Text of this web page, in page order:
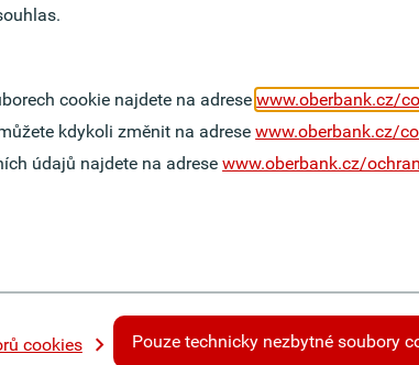
bankovnictví a připojení na internet
Informace o bankovních
poplatcích.
cookie najdete na adresewww.oberbank.cz/
kdykoli změnit na adresewww.oberbank.cz/
údajů najdete na adresewww.oberbank.cz/
cookies Pouze technicky nezbytné soubory